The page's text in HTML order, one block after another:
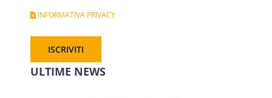
INFORMATIVA PRIVACY
ULTIME NEWS